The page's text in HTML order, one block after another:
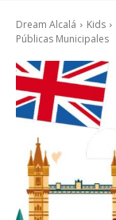
Dream Alcalá Kids
Públicas Municipales